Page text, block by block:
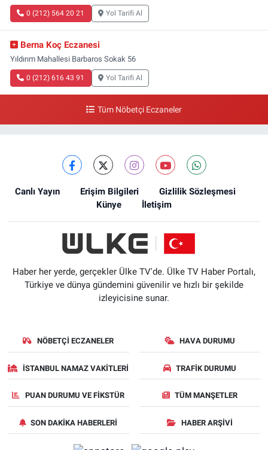
0 (212) 564 20 21 Yol Tarifi Al
Berna Koç Eczanesi
Yıldırım Mahallesi Barbaros Sokak 56
0 (212) 616 43 91 Yol Tarifi Al
Tüm Nöbetçi Eczaneler
Canlı Yayın Erişim Bilgileri
Gizlilik Sözleşmesi
Künye
İletişim
Haber her yerde, gerçekler Ülke TV'de. Ülke TV Haber Portalı,
Türkiye ve dünya gündemini güvenilir ve hızlı bir şekilde
izleyicisine sunar.
NÖBETÇI ECZANELER HAVA DURUMU
İSTANBUL NAMAZ VAKITLERI TRAFIK DURUMU
PUAN DURUMU VE FIKSTÜR TÜM MANŞETLER
SON DAKIKA HABERLERI HABER ARŞIVI